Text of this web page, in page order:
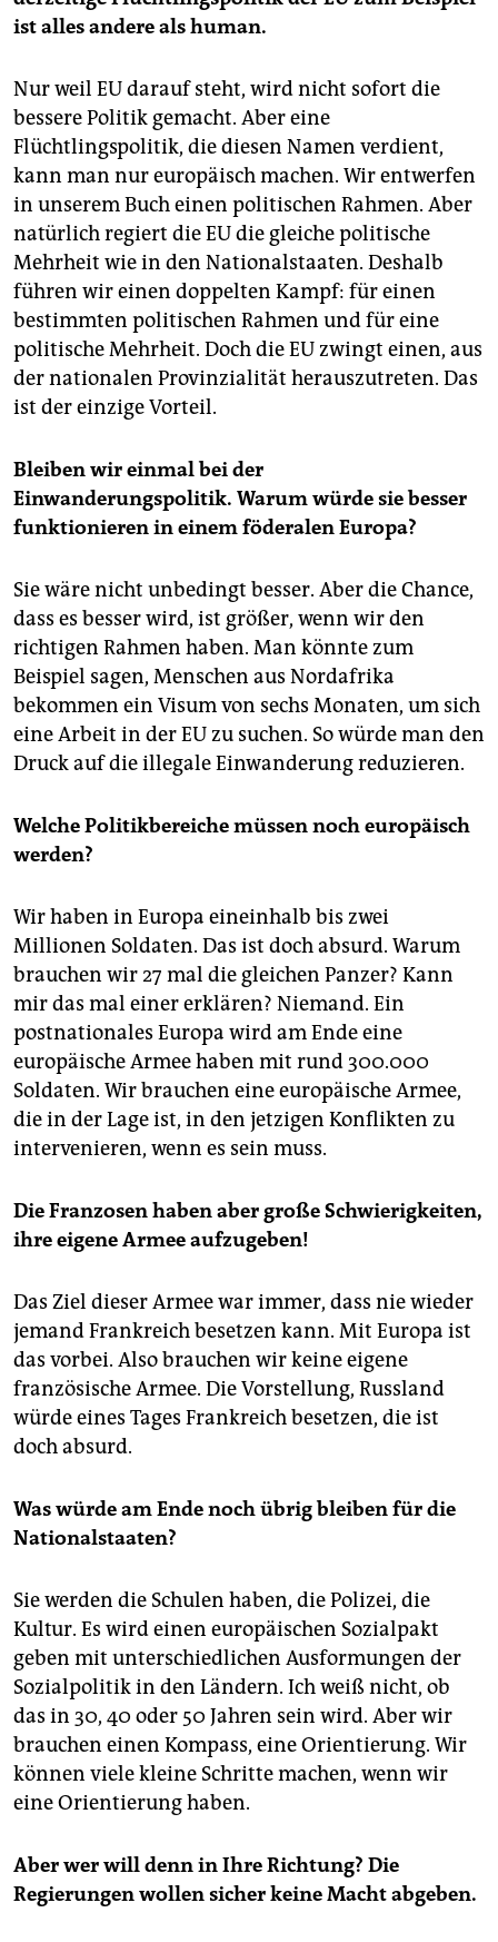
Autoren am 3. Oktober um 18 Uhr im Haus der
Kulturen der Welt, Berlin. "Für Europa" erscheint im
ist alles andere als human.
Nur weil EU darauf steht, wird nicht sofort die
bessere Politik gemacht. Aber eine
Flüchtlingspolitik, die diesen Namen verdient,
kann man nur europäisch machen. Wir entwerfen
in unserem Buch einen politischen Rahmen. Aber
natürlich regiert die EU die gleiche politische
Mehrheit wie in den Nationalstaaten. Deshalb
führen wir einen doppelten Kampf: für einen
bestimmten politischen Rahmen und für eine
politische Mehrheit. Doch die EU zwingt einen, aus
der nationalen Provinzialität herauszutreten. Das
ist der einzige Vorteil.
Bleiben wir einmal bei der
Einwanderungspolitik. Warum würde sie besser
funktionieren in einem föderalen Europa?
Sie wäre nicht unbedingt besser. Aber die Chance,
dass es besser wird, ist größer, wenn wir den
richtigen Rahmen haben. Man könnte zum
Beispiel sagen, Menschen aus Nordafrika
bekommen ein Visum von sechs Monaten, um sich
eine Arbeit in der EU zu suchen. So würde man den
Druck auf die illegale Einwanderung reduzieren.
Welche Politikbereiche müssen noch europäisch
werden?
Wir haben in Europa eineinhalb bis zwei
Millionen Soldaten. Das ist doch absurd. Warum
brauchen wir 27 mal die gleichen Panzer? Kann
mir das mal einer erklären? Niemand. Ein
postnationales Europa wird am Ende eine
europäische Armee haben mit rund 300.000
Soldaten. Wir brauchen eine europäische Armee,
die in der Lage ist, in den jetzigen Konflikten zu
intervenieren, wenn es sein muss.
Die Franzosen haben aber große Schwierigkeiten,
ihre eigene Armee aufzugeben!
Das Ziel dieser Armee war immer, dass nie wieder
jemand Frankreich besetzen kann. Mit Europa ist
das vorbei. Also brauchen wir keine eigene
französische Armee. Die Vorstellung, Russland
würde eines Tages Frankreich besetzen, die ist
doch absurd.
Was würde am Ende noch übrig bleiben für die
Nationalstaaten?
Sie werden die Schulen haben, die Polizei, die
Kultur. Es wird einen europäischen Sozialpakt
geben mit unterschiedlichen Ausformungen der
Sozialpolitik in den Ländern. Ich weiß nicht, ob
das in 30, 40 oder 50 Jahren sein wird. Aber wir
brauchen einen Kompass, eine Orientierung. Wir
können viele kleine Schritte machen, wenn wir
eine Orientierung haben.
Aber wer will denn in Ihre Richtung? Die
Regierungen wollen sicher keine Macht abgeben.